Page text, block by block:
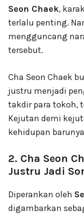
Seon Chaek,
terlalu penting.
mengguncang
tersebut.
Cha Seon Chaek
justru menjadi
takdir para tokoh,
Kejutan demi
kehidupan
2. Cha Seon
Justru Jadi
Diperankan oleh
digambarkan